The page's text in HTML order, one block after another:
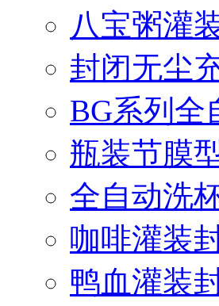
八宝粥灌
封闭无尘
BG系列全
瓶装节膜
全自动洗
咖啡灌装
鸭血灌装